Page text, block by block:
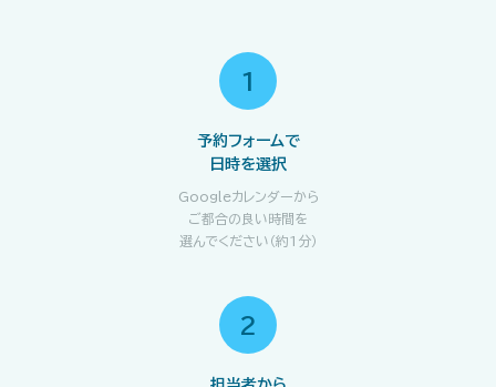
1
予約フォームで
日時を選択
Googleカレンダーから
ご都合の良い時間を
選んでください（約1分）
2